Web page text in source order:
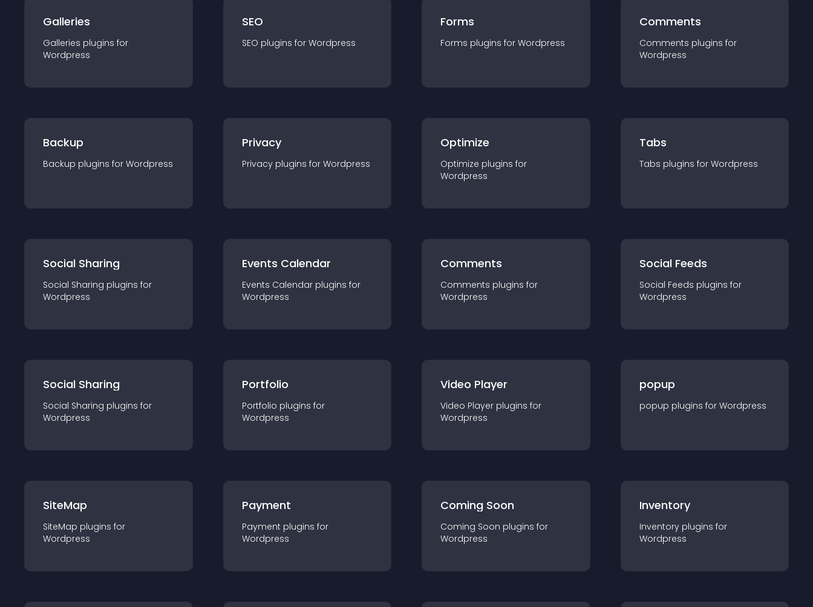
Galleries
Galleries plugins for
Wordpress
SEO
SEO plugins for Wordpress
Forms
Forms plugins for Wordpress
Comments
Comments plugins for
Wordpress
Backup
Backup plugins for Wordpress
Privacy
Privacy plugins for Wordpress
Optimize
Optimize plugins for
Wordpress
Tabs
Tabs plugins for Wordpress
Social Sharing
Social Sharing plugins for
Wordpress
Events Calendar
Events Calendar plugins for
Wordpress
Comments
Comments plugins for
Wordpress
Social Feeds
Social Feeds plugins for
Wordpress
Social Sharing
Social Sharing plugins for
Wordpress
Portfolio
Portfolio plugins for
Wordpress
Video Player
Video Player plugins for
Wordpress
popup
popup plugins for Wordpress
SiteMap
SiteMap plugins for
Wordpress
Payment
Payment plugins for
Wordpress
Coming Soon
Coming Soon plugins for
Wordpress
Inventory
Inventory plugins for
Wordpress